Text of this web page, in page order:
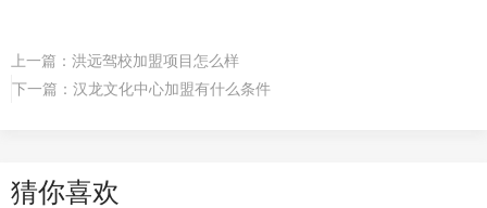
上一篇： 洪远驾校加盟项目怎么样
下一篇： 汉龙文化中心加盟有什么条件
猜你喜欢